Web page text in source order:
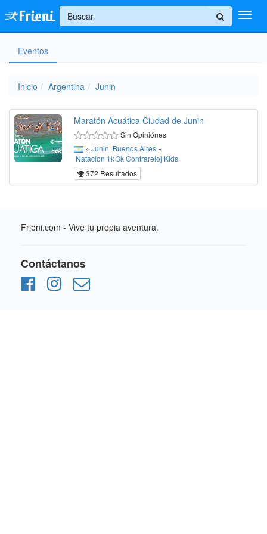
Ingresar
+
Eventos
Inicio Argentina Junin
Maratón Acuática Ciudad de Junin
Sin Opiniónes
» Junin Buenos Aires »
Natacion 1k3kContrareloj Kids
372 Resultados
Frieni.com - Vive tu propia aventura.
Contáctanos